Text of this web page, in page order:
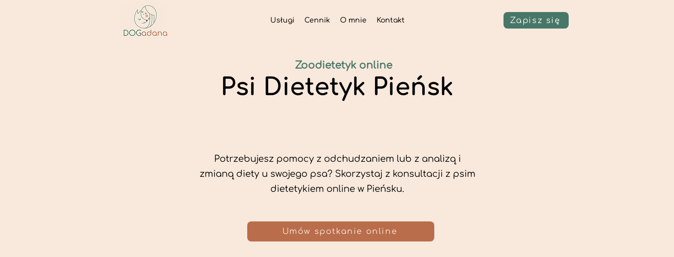
Usługi Cennik O mnie Kontakt Zapisz się
Psi Dietetyk Pieńsk
Potrzebujesz pomocy z odchudzaniem lub z analizą i
zmianą diety u swojego psa? Skorzystaj z konsultacji z psim
dietetykiem online w Pieńsku.
Zoodietetyk online
Umów spotkanie online